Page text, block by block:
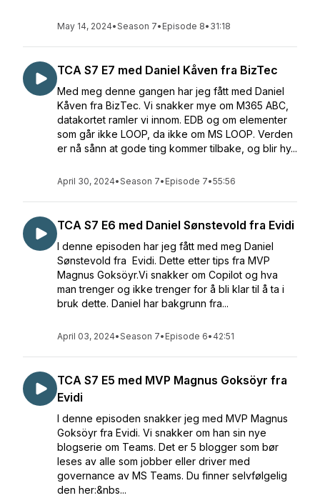
May 14, 2024•Season 7• Episode 8• 31:18
TCA S7 E7 med Daniel Kåven fra BizTec
Med meg denne gangen har jeg fått med Daniel
Kåven fra BizTec. Vi snakker mye om M365 ABC,
datakortet ramler vi innom. EDB og om elementer
som går ikke LOOP, da ikke om MS LOOP. Verden
er nå sånn at gode ting kommer tilbake, og blir hy...
April 30, 2024•Season 7• Episode 7•55:56
TCA S7 E6 med Daniel Sønstevold fra Evidi
I denne episoden har jeg fått med meg Daniel
Sønstevold fra Evidi. Dette etter tips fra MVP
Magnus Goksöyr.Vi snakker om Copilot og hva
man trenger og ikke trenger for å bli klar til å ta i
bruk dette. Daniel har bakgrunn fra...
April 03, 2024•Season 7• Episode 6• 42:51
TCA S7 E5 med MVP Magnus Goksöyr fra
Evidi
I denne episoden snakker jeg med MVP Magnus
Goksöyr fra Evidi. Vi snakker om han sin nye
blogserie om Teams. Det er 5 blogger som bør
leses av alle som jobber eller driver med
governance av MS Teams. Du finner selvfølgelig
den her:&nbs...